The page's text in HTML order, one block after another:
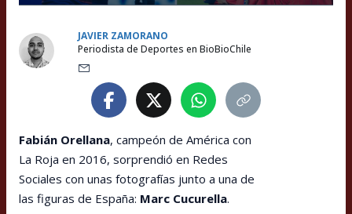
JAVIER ZAMORANO
Periodista de Deportes en BioBioChile
Fabián Orellana, campeón de América con
La Roja en 2016, sorprendió en Redes
Sociales con unas fotografías junto a una de
las figuras de España: Marc Cucurella.